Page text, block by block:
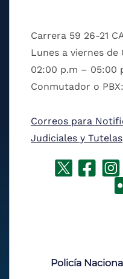
Carrera 59 26-21
Lunes a viernes de
02:00 p.m – 05:00
Conmutador o
Correos para
Judiciales y Tutelas
Policía